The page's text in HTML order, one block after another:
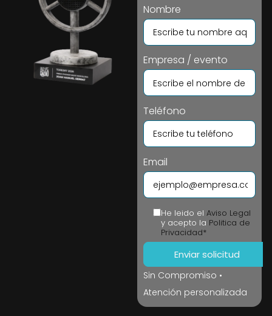
Nombre
Empresa / evento
Teléfono
Email
He leido el Aviso Legal
y acepto la Politica de
Privacidad*
Sin Compromiso •
Atención personalizada